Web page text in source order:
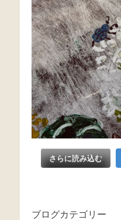
さらに読み込む
ブログカテゴリー